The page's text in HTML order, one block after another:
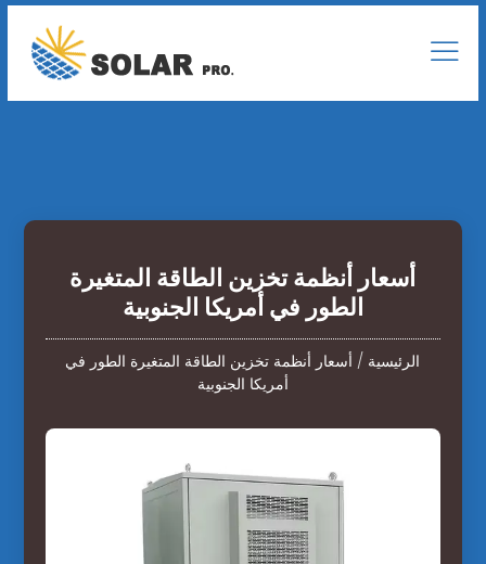
أسعار أنظمة تخزين الطاقة المتغيرة
الطور في أمريكا الجنوبية
الرئيسية / أسعار أنظمة تخزين الطاقة المتغيرة الطور في
أمريكا الجنوبية